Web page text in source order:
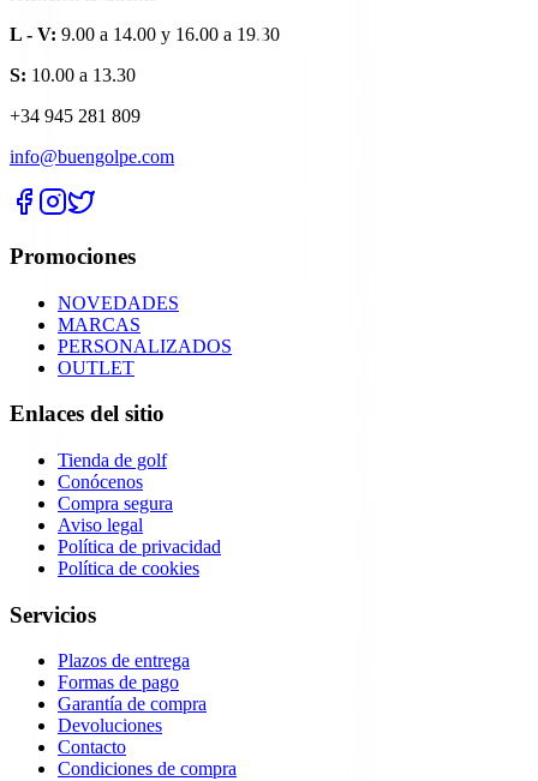
L - V: 9.00 a 14.00 y 16.00 a 19.30
S: 10.00 a 13.30
+34 945 281 809
info@buengolpe.com
Promociones
NOVEDADES
MARCAS
PERSONALIZADOS
OUTLET
Enlaces del sitio
Tienda de golf
Conócenos
Compra segura
Aviso legal
Política de privacidad
Política de cookies
Servicios
Plazos de entrega
Formas de pago
Garantía de compra
Devoluciones
Contacto
Condiciones de compra